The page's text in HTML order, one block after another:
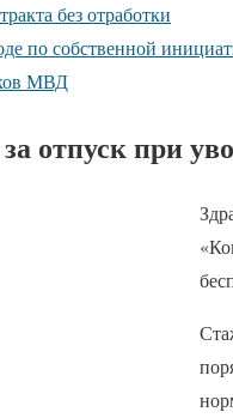
без отработки
по собственной
МВД
отпуск при